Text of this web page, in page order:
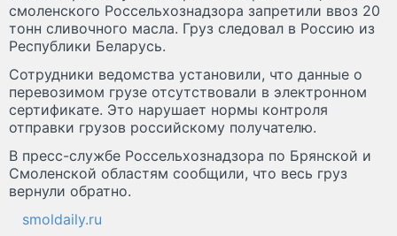
смоленского Россельхознадзора запретили ввоз 20
тонн сливочного масла. Груз следовал в Россию из
Республики Беларусь.
Сотрудники ведомства установили, что данные о
перевозимом грузе отсутствовали в электронном
сертификате. Это нарушает нормы контроля
отправки грузов российскому получателю.
В пресс-службе Россельхознадзора по Брянской и
Смоленской областям сообщили, что весь груз
вернули обратно.
smoldaily.ru